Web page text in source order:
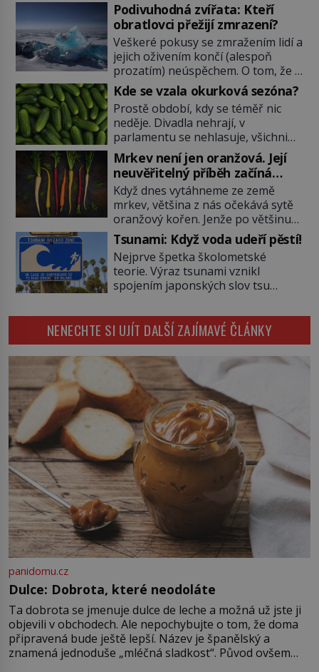
Podivuhodná zvířata: Kteří
obratlovci přežijí zmrazení?
Veškeré pokusy se zmražením lidí a
jejich oživením končí (alespoň
prozatím) neúspěchem. O tom, že v
ledu mohou přežít mikroorganismy
i přes sto milionů let již z vědeckých
výzkumů víme. Ale že by totální
zmrazení byť na jedinou zimu
přežili nějací suchozemští
obratlovci? Takto neuvěřitelnou
věc dokáže na první pohled
obyčejná žába. Skokana hnědého u
[…]
Kde se vzala okurková sezóna?
Prostě období, kdy se téměř nic
neděje. Divadla nehrají, v
parlamentu se nehlasuje, všichni
jsou na dovolené a média tak
nemají o čem mluvit a psát. A
vymýšlejí si proto témata, které
nikoho nezajímají. Proč je však ona
letní doba spojovaná zrovna s
okurkami? Okurkovou sezónu
známe už od poloviny 19. století,
ovšem jako Češi […]
Mrkev není jen oranžová. Její
neuvěřitelný příběh začíná
fialovou barvou
Když dnes vytáhneme ze země
mrkev, většina z nás očekává sytě
oranžový kořen. Jenže po většinu
své historie je mrkev všechno
možné, jen ne oranžová. Je fialová,
žlutá, bílá, někdy dokonce téměř
černá. Až díky stovkám let
pečlivého šlechtění se z ní stává
zahradu ani nedokážeme
představit. Její příběh je […]
Tsunami: Když voda udeří pěstí!
Nejprve špetka školometské
teorie. Výraz tsunami vznikl
spojením japonských slov tsu
dlouhou vlnu, která je na volném
moři takřka nepostřehnutelná.
Ačkoli je vlnová délka tsunami i 300
kilometrů, výška vlny na volném
moři je maximálně 1,5 metru.
Máme se podobné obří vlny obávat
i v Evropě? Vznik tsunami si […]
NENECHTE SI UJÍT DALŠÍ ZAJÍMAVÉ ČLÁNKY
panidomu.cz
Dulce: Dobrota, které neodoláte
Ta dobrota se jmenuje dulce de leche a možná už jste ji
objevili v obchodech. Ale nepochybujte o tom, že doma
připravená bude ještě lepší. Název je španělský a
znamená jednoduše „mléčná sladkost“. Původ ovšem